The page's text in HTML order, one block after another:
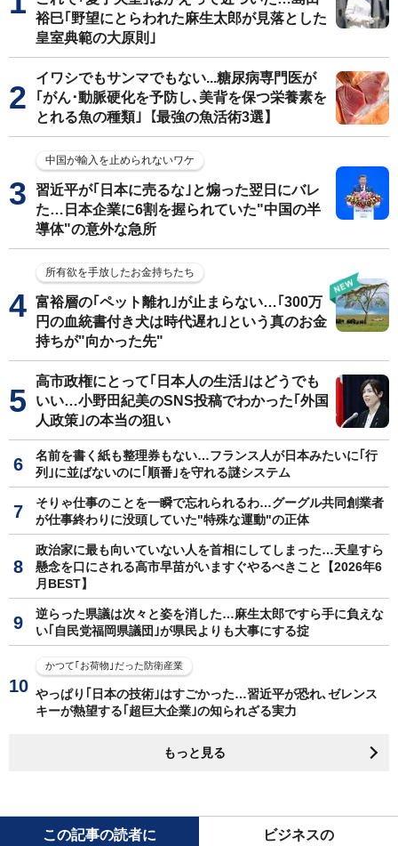
裕巳｢野望にとらわれた麻生太郎が見落とした
皇室典範の大原則｣
イワシでもサンマでもない...糖尿病専門医が
｢がん･動脈硬化を予防し､美背を保つ栄養素を
とれる魚の種類｣【最強の魚活術3選】
中国が輸入を止められないワケ
習近平が｢日本に売るな｣と煽った翌日にバレ
た…日本企業に6割を握られていた"中国の半
導体"の意外な急所
所有欲を手放したお金持ちたち
富裕層の｢ペット離れ｣が止まらない…｢300万
円の血統書付き犬は時代遅れ｣という真のお金
持ちが"向かった先"
高市政権にとって｢日本人の生活｣はどうでも
いい…小野田紀美のSNS投稿でわかった｢外国
人政策｣の本当の狙い
名前を書く紙も整理券もない…フランス人が日本みたいに｢行
列｣に並ばないのに｢順番｣を守れる謎システム
そりゃ仕事のことを一瞬で忘れられるわ…グーグル共同創業者
が仕事終わりに没頭していた"特殊な運動"の正体
政治家に最も向いていない人を首相にしてしまった…天皇すら
懸念を口にされる高市早苗がいますぐやるべきこと【2026年6
月BEST】
逆らった県議は次々と姿を消した…麻生太郎ですら手に負えな
い｢自民党福岡県議団｣が県民よりも大事にする掟
かつて｢お荷物｣だった防衛産業
やっぱり｢日本の技術｣はすごかった…習近平が恐れ､ゼレンス
キーが熱望する｢超巨大企業｣の知られざる実力
もっと見る
この記事の読者に ビジネスの